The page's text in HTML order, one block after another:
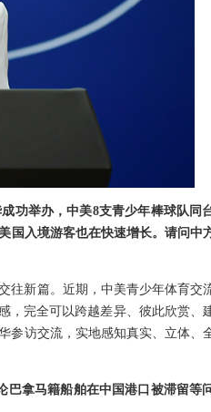
功举办，中美8支青少年棒球队同
国入境游客也在快速增长。请问中
往新篇。近期，中美青少年体育交
，完全可以跨越差异、彼此欣赏、
参访交流，实地感知真实、立体、
巴拿马籍船舶在中国港口被滞留等